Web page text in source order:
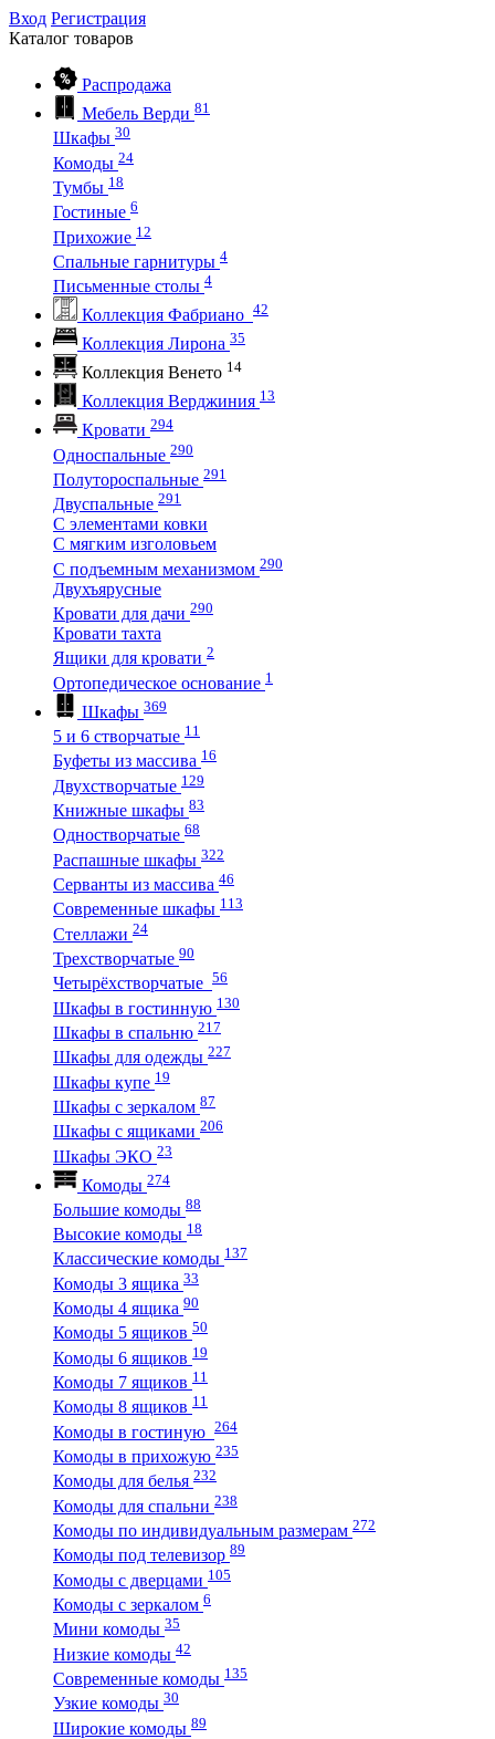
Вход Регистрация
Каталог товаров
Распродажа
Мебель Верди 81
Шкафы 30
Комоды 24
Тумбы 18
Гостиные 6
Прихожие 12
Спальные гарнитуры 4
Письменные столы 4
Коллекция Фабриано 42
Коллекция Лирона 35
Коллекция Венето 14
Коллекция Верджиния 13
Кровати 294
Односпальные 290
Полутороспальные 291
Двуспальные 291
С элементами ковки
С мягким изголовьем
С подъемным механизмом 290
Двухъярусные
Кровати для дачи 290
Кровати тахта
Ящики для кровати 2
Ортопедическое основание 1
Шкафы 369
5 и 6 створчатые 11
Буфеты из массива 16
Двухстворчатые 129
Книжные шкафы 83
Одностворчатые 68
Распашные шкафы 322
Серванты из массива 46
Современные шкафы 113
Стеллажи 24
Трехстворчатые 90
Четырёхстворчатые 56
Шкафы в гостинную 130
Шкафы в спальню 217
Шкафы для одежды 227
Шкафы купе 19
Шкафы с зеркалом 87
Шкафы с ящиками 206
Шкафы ЭКО 23
Комоды 274
Большие комоды 88
Высокие комоды 18
Классические комоды 137
Комоды 3 ящика 33
Комоды 4 ящика 90
Комоды 5 ящиков 50
Комоды 6 ящиков 19
Комоды 7 ящиков 11
Комоды 8 ящиков 11
Комоды в гостиную 264
Комоды в прихожую 235
Комоды для белья 232
Комоды для спальни 238
Комоды по индивидуальным размерам 272
Комоды под телевизор 89
Комоды с дверцами 105
Комоды с зеркалом 6
Мини комоды 35
Низкие комоды 42
Современные комоды 135
Узкие комоды 30
Широкие комоды 89